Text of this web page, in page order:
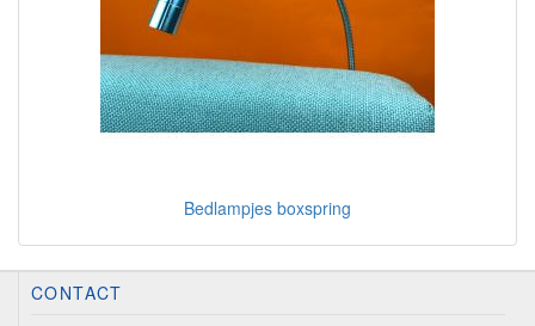
Bedlampjes boxspring
CONTACT